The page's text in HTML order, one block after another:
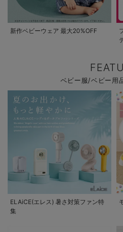
新作ベビーウェア 最大20%OFF
ベビー服/ベビー用
ELAiCE(エレス) 暑さ対策ファン特
集